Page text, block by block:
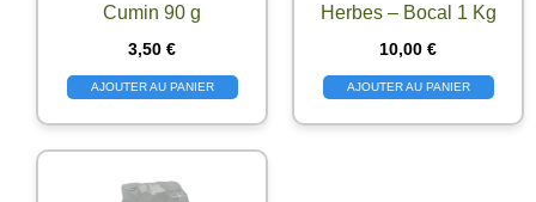
Cumin 90 g
3,50 €
AJOUTER AU PANIER
Herbes – Bocal 1 Kg
10,00 €
AJOUTER AU PANIER